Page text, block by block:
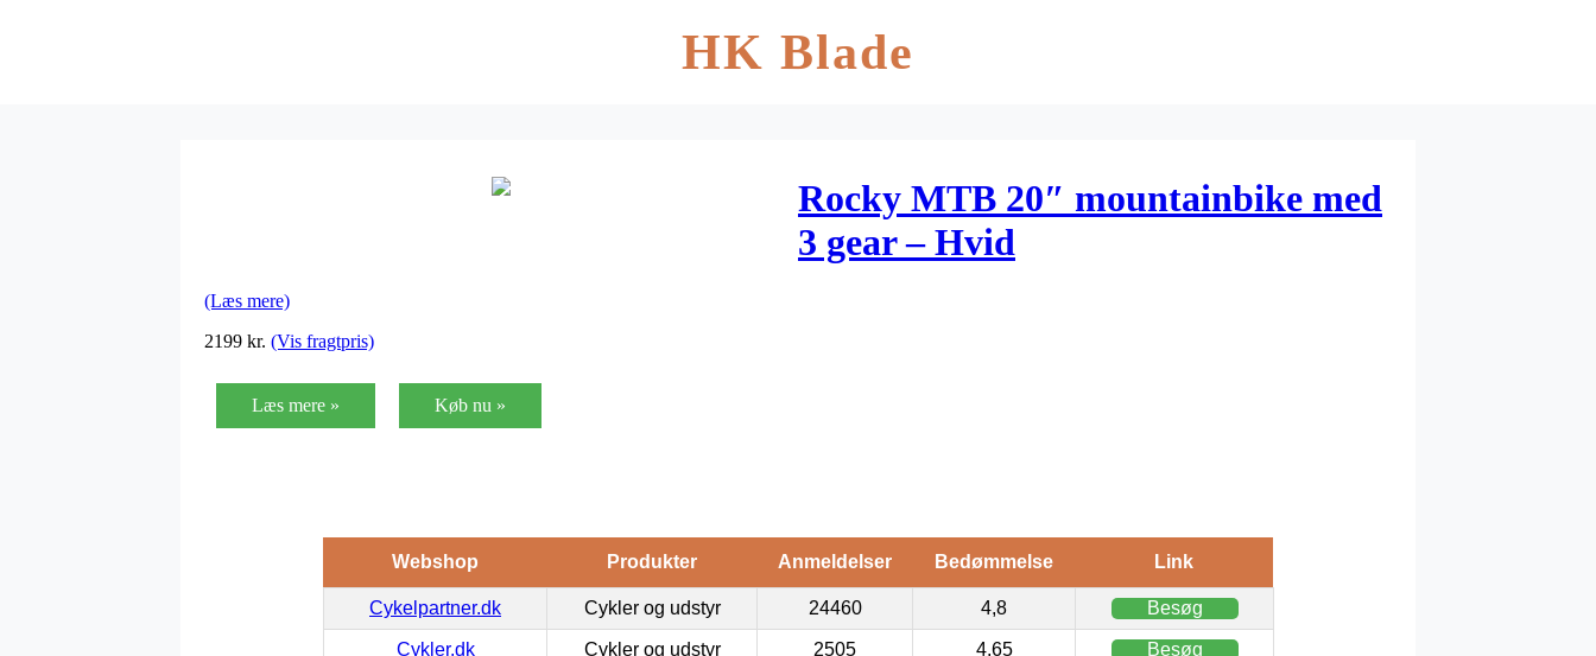
HK Blade
Rocky MTB 20″ mountainbike med
3 gear – Hvid
(Læs mere)
2199 kr. (Vis fragtpris)
Læs mere » Køb nu »
Webshop Produkter Anmeldelser Bedømmelse Link
Cykelpartner.dk Cykler og udstyr 24460 4,8 Besøg
Cykler.dk Cykler og udstyr 2505 4,65 Besøg